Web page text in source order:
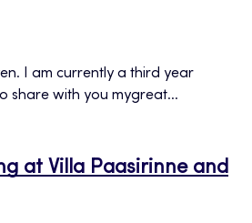
I am currently a third year
share with you mygreat...
at Villa Paasirinne and